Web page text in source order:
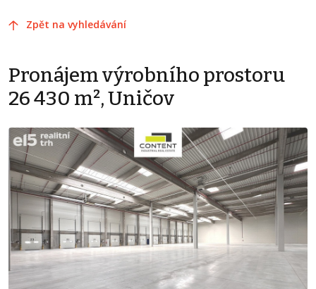
Zpět na vyhledávání
Pronájem výrobního prostoru
26 430 m², Uničov